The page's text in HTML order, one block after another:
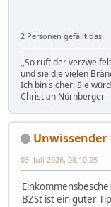
2 Personen gefällt das.
,,So ruft der
und sie die vielen
Ich bin sicher: Sie
Christian Nürnberger
Unwissender
03. Juli 2026, 08:10:25
BZSt ist ein guter